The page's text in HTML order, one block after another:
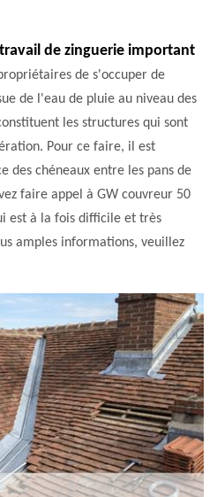
de zinguerie important
de s'occuper de
de l'eau de pluie au niveau des
les structures qui sont
Pour ce faire, il est
des chéneaux entre les pans de
faire appel à GW couvreur 50
est à la fois difficile et très
amples informations, veuillez